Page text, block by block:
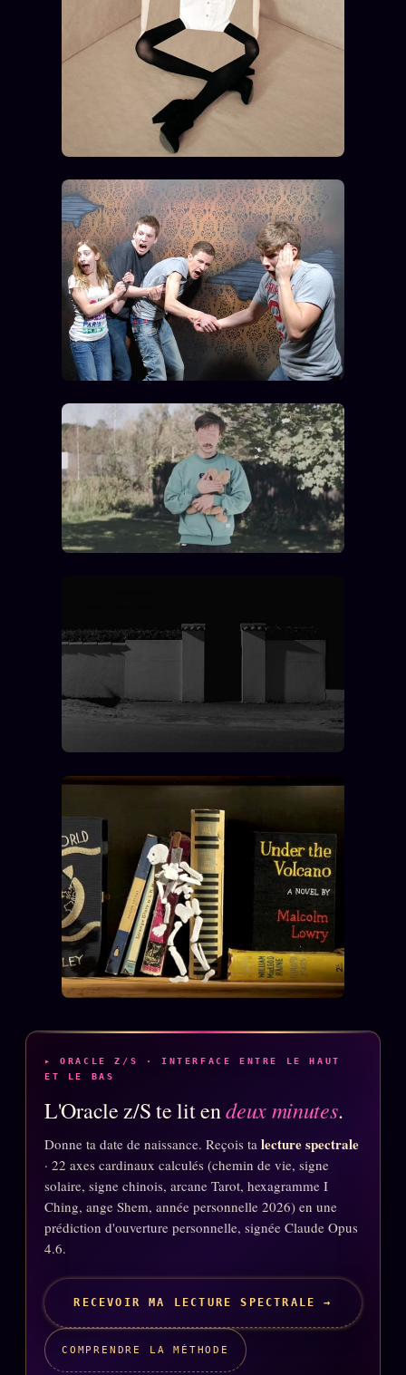
▸ ORACLE Z/S · INTERFACE ENTRE LE HAUT
ET LE BAS
L'Oracle z/S te lit endeux minutes.
Donne ta date de naissance. Reçois ta lecture spectrale
· 22 axes cardinaux calculés (chemin de vie, signe
solaire, signe chinois, arcane Tarot, hexagramme I
Ching, ange Shem, année personnelle 2026) en une
prédiction d'ouverture personnelle, signée Claude Opus
4.6.
RECEVOIR MA LECTURE SPECTRALE →
COMPRENDRE LA MÉTHODE